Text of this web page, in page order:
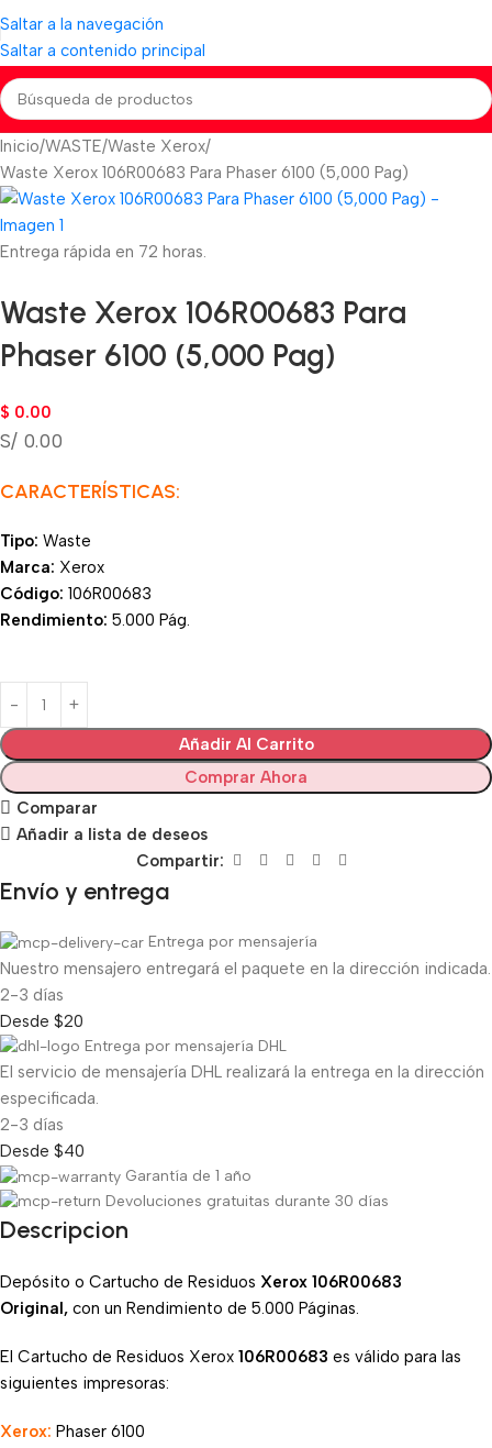
Saltar a la navegación
Saltar a contenido principal
Inicio WASTE Waste Xerox
Waste Xerox 106R00683 Para Phaser 6100 (5,000 Pag)
Entrega rápida en 72 horas.
Waste Xerox 106R00683 Para
Phaser 6100 (5,000 Pag)
$ 0.00
S/ 0.00
CARACTERÍSTICAS:
Tipo: Waste
Marca: Xerox
Código: 106R00683
Rendimiento: 5.000 Pág.
Añadir Al Carrito
Comprar Ahora
Comparar
Añadir a lista de deseos
Compartir:
Envío y entrega
Entrega por mensajería
Nuestro mensajero entregará el paquete en la dirección indicada.
2-3 días
Desde $20
Entrega por mensajería DHL
El servicio de mensajería DHL realizará la entrega en la dirección
especificada.
2-3 días
Desde $40
Garantía de 1 año
Devoluciones gratuitas durante 30 días
Descripcion
Depósito o Cartucho de Residuos Xerox 106R00683
Original, con un Rendimiento de 5.000 Páginas.
El Cartucho de Residuos Xerox 106R00683 es válido para las
siguientes impresoras:
Xerox: Phaser 6100